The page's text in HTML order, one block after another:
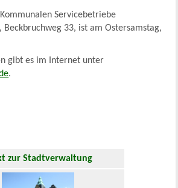
Servicebetriebe
Beckbruchweg 33, ist am Ostersamstag,
gibt es im Internet unter
.
zur Stadtverwaltung